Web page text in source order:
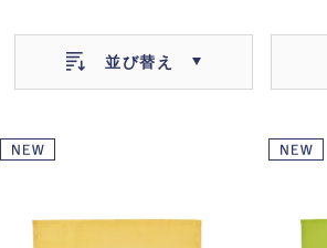
並び替え